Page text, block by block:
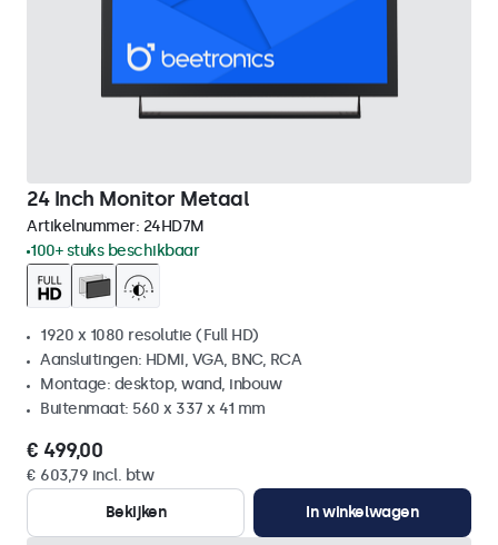
24 Inch Monitor Metaal
Artikelnummer: 24HD7M
100+ stuks beschikbaar
1920 x 1080 resolutie (Full HD)
Aansluitingen: HDMI, VGA, BNC, RCA
Montage: desktop, wand, inbouw
Buitenmaat: 560 x 337 x 41 mm
€ 499,00
€ 603,79 incl. btw
Bekijken
In winkelwagen